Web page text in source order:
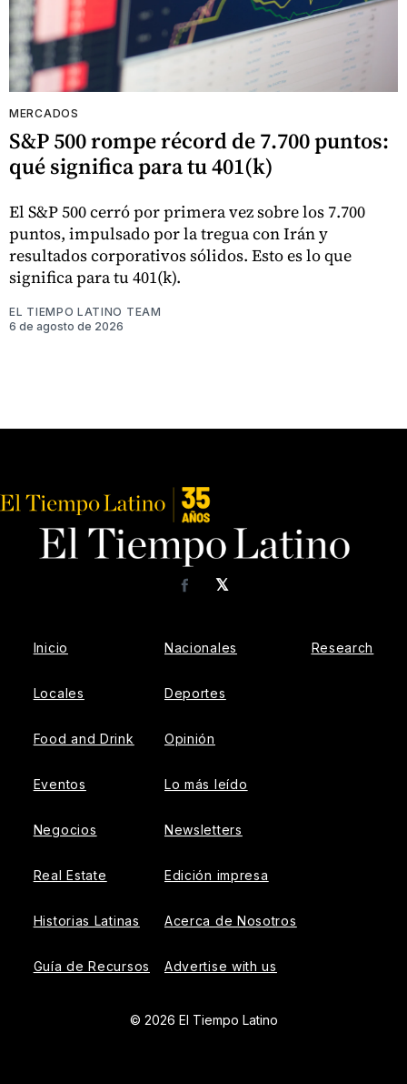
MERCADOS
S&P 500 rompe récord de 7.700 puntos:
qué significa para tu 401(k)
El S&P 500 cerró por primera vez sobre los 7.700
puntos, impulsado por la tregua con Irán y
resultados corporativos sólidos. Esto es lo que
significa para tu 401(k).
EL TIEMPO LATINO TEAM
6 de agosto de 2026
𝕏
Facebook
Inicio
Locales
Food and Drink
Eventos
Negocios
Real Estate
Historias Latinas
Guía de Recursos
Nacionales
Deportes
Opinión
Lo más leído
Newsletters
Edición impresa
Acerca de Nosotros
Advertise with us
Research
© 2026 El Tiempo Latino